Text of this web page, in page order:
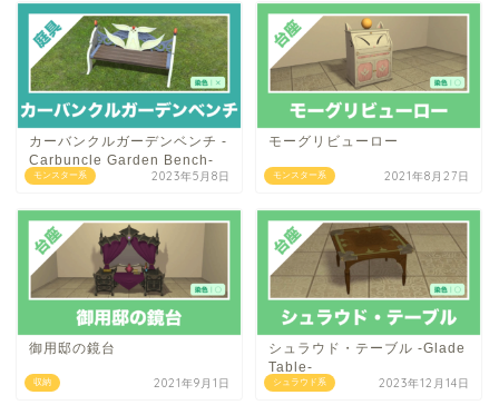
モンスター系
カーバンクルガーデンベンチ -
Carbuncle Garden Bench-
2023年5月8日 モンスター系
モーグリビューロー
2021年8月27日
収納
御用邸の鏡台
2021年9月1日 シュラウド系
シュラウド・テーブル -Glade
Table-
2023年12月14日